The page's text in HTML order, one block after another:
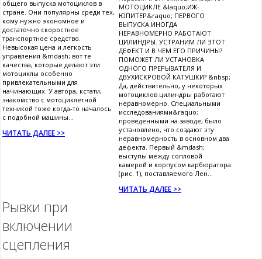
общего выпуска мотоциклов в
стране. Они популярны среди тех,
кому нужно экономное и
достаточно скоростное
транспортное средство.
Невысокая цена и легкость
управления &mdash; вот те
качества, которые делают эти
мотоциклы особенно
привлекательными для
начинающих. У автора, кстати,
знакомство с мотоциклетной
техникой тоже когда-то началось
с подобной машины...
ЧИТАТЬ ДАЛЕЕ >>
МОТОЦИКЛЕ &laquo;ИЖ-
ЮПИТЕР&raquo; ПЕРВОГО
ВЫПУСКА ИНОГДА
НЕРАВНОМЕРНО РАБОТАЮТ
ЦИЛИНДРЫ. УСТРАНИМ ЛИ ЭТОТ
ДЕФЕКТ И В ЧЕМ ЕГО ПРИЧИНЫ?
ПОМОЖЕТ ЛИ УСТАНОВКА
ОДНОГО ПРЕРЫВАТЕЛЯ И
ДВУХИСКРОВОЙ КАТУШКИ? &nbsp;
Да, действительно, у некоторых
мотоциклов цилиндры работают
неравномерно. Специальными
исследованиями&raquo;
проведенными на заводе, было
установлено, что создают эту
неравномерность в основном два
дефекта. Первый &mdash;
выступы между сопловой
камерой и корпусом карбюратора
(рис. 1), поставляемого Лен...
ЧИТАТЬ ДАЛЕЕ >>
Рывки при
включении
сцепления